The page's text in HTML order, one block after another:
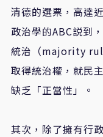
清德的選票，高達
政治學的ABC説到
統治（majority
取得統治權，就民
缺乏「正當性」。
其次，除了擁有行